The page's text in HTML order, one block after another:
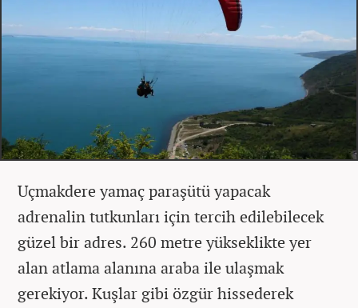
Uçmakdere yamaç paraşütü yapacak
adrenalin tutkunları için tercih edilebilecek
güzel bir adres. 260 metre yükseklikte yer
alan atlama alanına araba ile ulaşmak
gerekiyor. Kuşlar gibi özgür hissederek